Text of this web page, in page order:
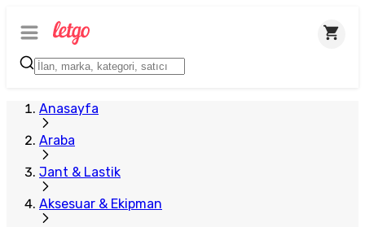
Anasayfa
Araba
Jant & Lastik
Aksesuar & Ekipman
Plus Satıcı